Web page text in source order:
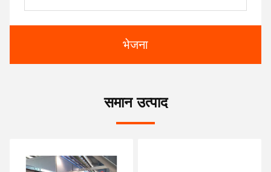
भेजना
समान उत्पाद